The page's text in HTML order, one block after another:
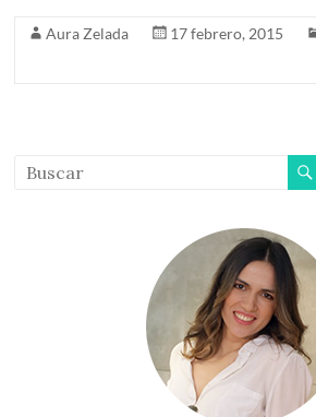
Aura Zelada 17 febrero, 2015